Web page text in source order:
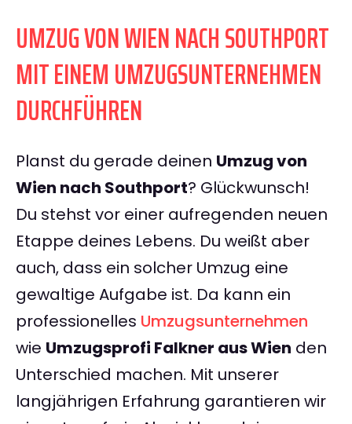
UMZUG VON WIEN NACH SOUTHPORT
MIT EINEM UMZUGSUNTERNEHMEN
DURCHFÜHREN
Planst du gerade deinen Umzug von
Wien nach Southport? Glückwunsch!
Du stehst vor einer aufregenden neuen
Etappe deines Lebens. Du weißt aber
auch, dass ein solcher Umzug eine
gewaltige Aufgabe ist. Da kann ein
professionelles Umzugsunternehmen
wie Umzugsprofi Falkner aus Wien den
Unterschied machen. Mit unserer
langjährigen Erfahrung garantieren wir